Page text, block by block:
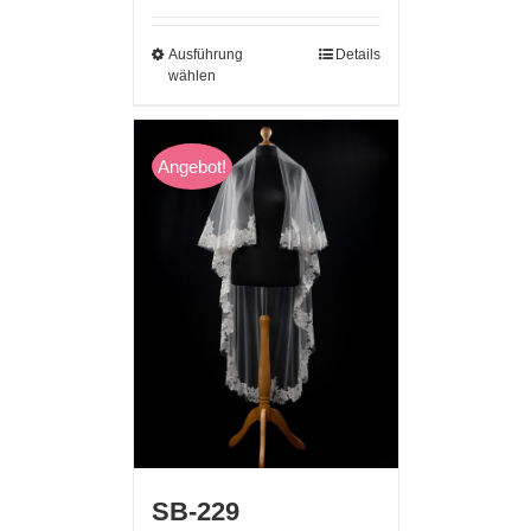
Ausführung
wählen
Details
Angebot!
SB-229